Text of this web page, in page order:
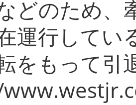
どのため、
運行してい
をもって引